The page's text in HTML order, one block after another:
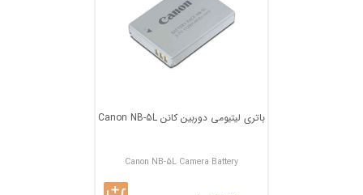
باتری لیتیومی دوربین کانن Canon NB-5L
Canon NB-5L Camera Battery